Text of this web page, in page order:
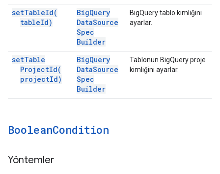
setTableId(
tableId)
BigQuery
DataSource
Spec
Builder
BigQuery tablo kimliğini
ayarlar.
setTable
ProjectId(
projectId)
BigQuery
DataSource
Spec
Builder
Tablonun BigQuery proje
kimliğini ayarlar.
BooleanCondition
Yöntemler